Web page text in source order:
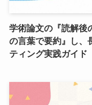
学術論文の『読解後
の言葉で要約』し、
ティング実践ガイド